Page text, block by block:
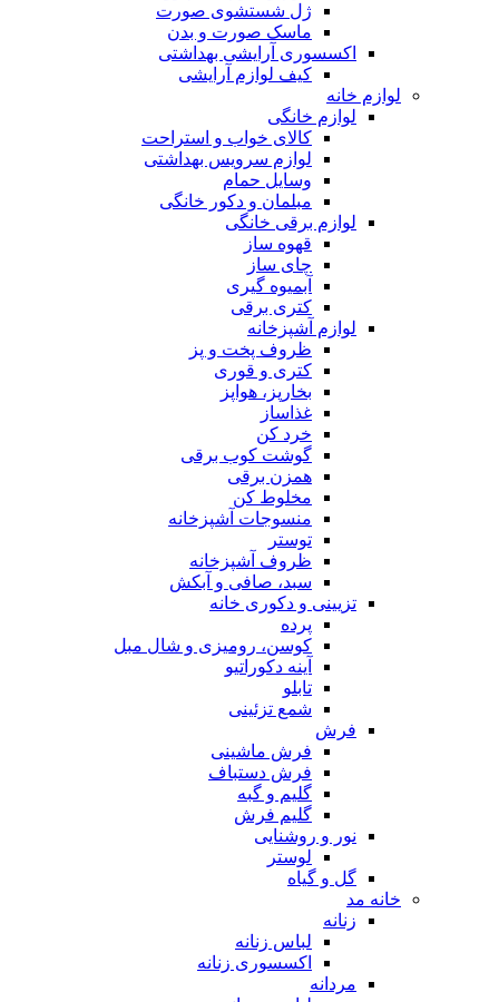
ژل شستشوی صورت
ماسک صورت و بدن
اکسسوری آرایشی بهداشتی
کیف لوازم آرایشی
لوازم خانه
لوازم خانگی
کالای خواب و استراحت
لوازم سرویس بهداشتی
وسایل حمام
مبلمان و دکور خانگی
لوازم برقی خانگی
قهوه ساز
چای ساز
آبمیوه گیری
کتری برقی
لوازم آشپزخانه
ظروف پخت و پز
کتری و قوری
بخارپز، هواپز
غذاساز
خرد کن
گوشت کوب برقی
همزن برقی
مخلوط کن
منسوجات آشپزخانه
توستر
ظروف آشپزخانه
سبد، صافی و آبکش
تزیینی و دکوری خانه
پرده
کوسن، رومیزی و شال مبل
آینه دکوراتیو
تابلو
شمع تزئینی
فرش
فرش ماشینی
فرش دستباف
گلیم و گبه
گلیم فرش
نور و روشنایی
لوستر
گل و گیاه
خانه مد
زنانه
لباس زنانه
اکسسوری زنانه
مردانه